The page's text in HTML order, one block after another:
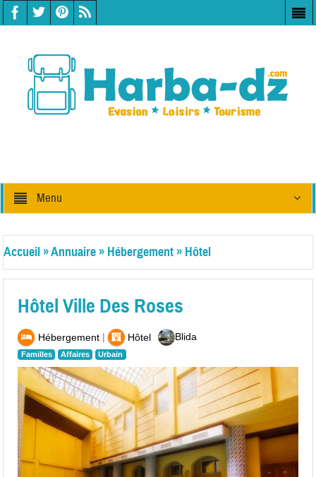
Menu
Accueil»Annuaire» Hébergement» Hôtel
Hôtel Ville Des Roses
Hébergement| Hôtel
Familles Affaires Urbain
Blida